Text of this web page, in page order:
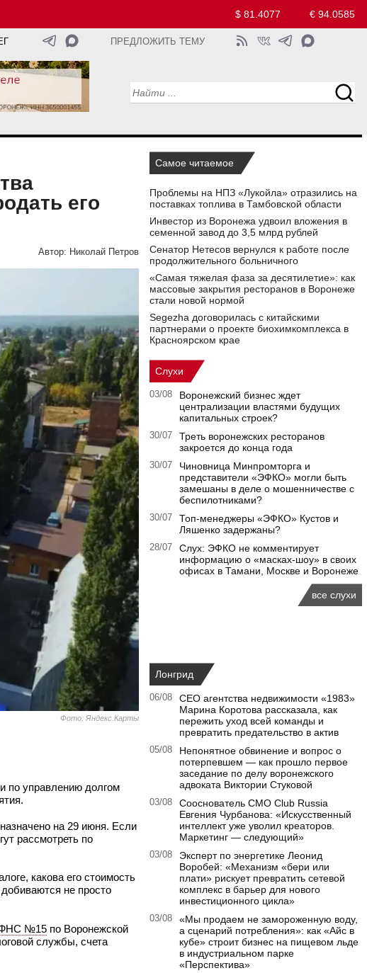
$ 81.4077 € 94.0585
ПРЕДЛОЖИТЬ ТЕМУ
его
Автор: Николай Петров
Фото: Яндекс.Карты
по управлению долгом
на 29 июня. Если
рассмотреть по
какова его стоимость
не просто
№15 по Воронежской
службы, счета
Самое читаемое
Проблемы на НПЗ «Лукойла» отразились на
поставках топлива в Тамбовской области
Инвестор из Воронежа удвоил вложения в
семенной завод до 3,5 млрд рублей
Сенатор Нетесов вернулся к работе после
продолжительного больничного
«Самая тяжелая фаза за десятилетие»: как
массовые закрытия ресторанов в Воронеже
стали новой нормой
Segezha договорилась с китайскими
партнерами о проекте биохимкомплекса в
Красноярском крае
Слухи
03/08
Воронежский бизнес ждет
централизации властями будущих
капитальных строек?
30/07
Треть воронежских ресторанов
закроется до конца года
30/07
Чиновница Минпромторга и
представители «ЭФКО» могли быть
замешаны в деле о мошенничестве с
беспилотниками?
30/07
Топ-менеджеры «ЭФКО» Кустов и
Ляшенко задержаны?
28/07
Слух: ЭФКО не комментирует
информацию о «масках-шоу» в своих
офисах в Тамани, Москве и Воронеже
все слухи
Лонгрид
06/08
CEO агентства недвижимости «1983»
Марина Коротова рассказала, как
пережить уход всей команды и
превратить предательство в актив
05/08
Непонятное обвинение и вопрос о
потерпевшем — как прошло первое
заседание по делу воронежского
адвоката Виктории Стуковой
03/08
Сооснователь CMO Club Russia
Евгения Чурбанова: «Искусственный
интеллект уже уволил креаторов.
Маркетинг — следующий»
03/08
Эксперт по энергетике Леонид
Воробей: «Механизм «бери или
плати» рискует превратить сетевой
комплекс в барьер для нового
инвестиционного цикла»
03/08
«Мы продаем не замороженную воду,
а сценарий потребления»: как «Айс в
кубе» строит бизнес на пищевом льде
в индустриальном парке
«Перспектива»